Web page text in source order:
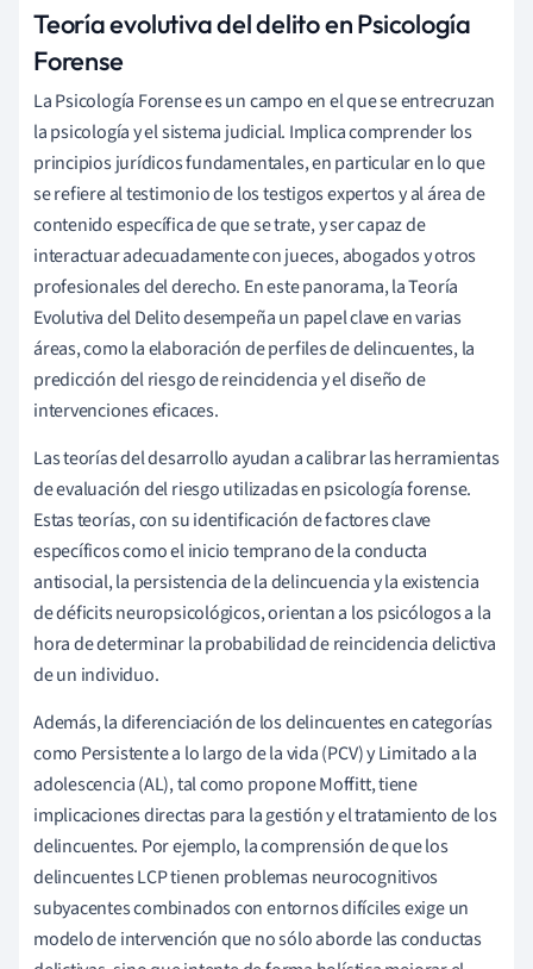
Teoría evolutiva del delito en Psicología
Forense
La Psicología Forense es un campo en el que se entrecruzan
la psicología y el sistema judicial. Implica comprender los
principios jurídicos fundamentales, en particular en lo que
se refiere al testimonio de los testigos expertos y al área de
contenido específica de que se trate, y ser capaz de
interactuar adecuadamente con jueces, abogados y otros
profesionales del derecho. En este panorama, la Teoría
Evolutiva del Delito desempeña un papel clave en varias
áreas, como la elaboración de perfiles de delincuentes, la
predicción del riesgo de reincidencia y el diseño de
intervenciones eficaces.
Las teorías del desarrollo ayudan a calibrar las herramientas
de evaluación del riesgo utilizadas en psicología forense.
Estas teorías, con su identificación de factores clave
específicos como el inicio temprano de la conducta
antisocial, la persistencia de la delincuencia y la existencia
de déficits neuropsicológicos, orientan a los psicólogos a la
hora de determinar la probabilidad de reincidencia delictiva
de un individuo.
Además, la diferenciación de los delincuentes en categorías
como Persistente a lo largo de la vida (PCV) y Limitado a la
adolescencia (AL), tal como propone Moffitt, tiene
implicaciones directas para la gestión y el tratamiento de los
delincuentes. Por ejemplo, la comprensión de que los
delincuentes LCP tienen problemas neurocognitivos
subyacentes combinados con entornos difíciles exige un
modelo de intervención que no sólo aborde las conductas